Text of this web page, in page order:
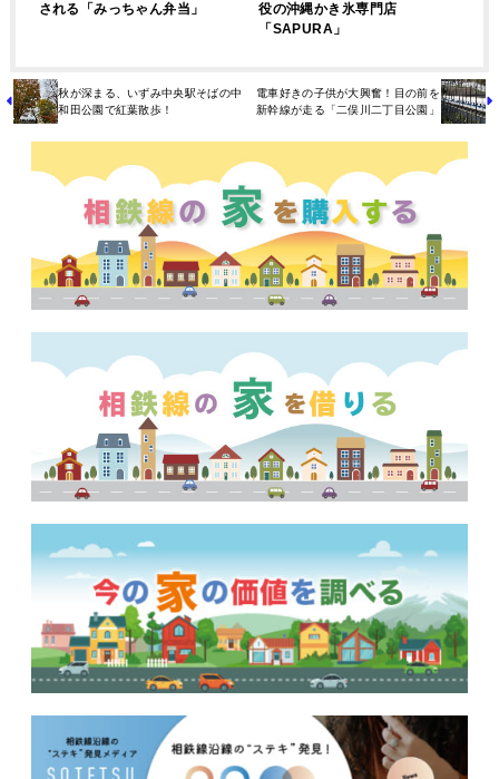
される「みっちゃん弁当」
役の沖縄かき氷専門店
「SAPURA」
秋が深まる、いずみ中央駅そばの中
和田公園で紅葉散歩！
電車好きの子供が大興奮！目の前を
新幹線が走る「二俣川二丁目公園」